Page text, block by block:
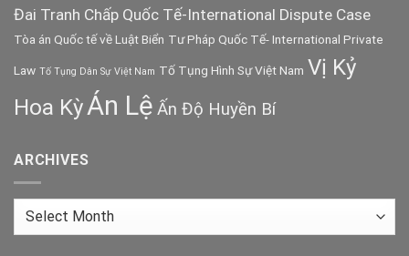
Đai Tranh Chấp Quốc Tế-International Dispute Case
Tòa án Quốc tế về Luật Biển Tư Pháp Quốc Tế- International Private
Law Tố Tụng Dân Sự Việt Nam Tố Tụng Hình Sự Việt Nam Vị Kỷ
Hoa KỳÁn Lệ Ấn Độ Huyền Bí
ARCHIVES
Archives